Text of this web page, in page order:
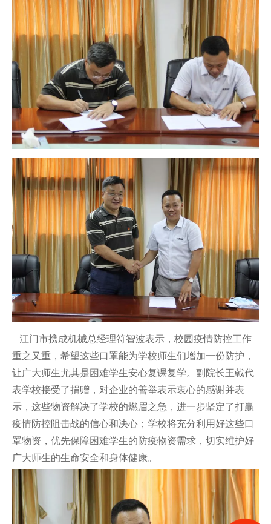
江门市携成机械总经理符智波表示，校园疫情防控工作
重之又重，希望这些口罩能为学校师生们增加一份防护，
让广大师生尤其是困难学生安心复课复学。副院长王戟代
表学校接受了捐赠，对企业的善举表示衷心的感谢并表
示，这些物资解决了学校的燃眉之急，进一步坚定了打赢
疫情防控阻击战的信心和决心；学校将充分利用好这些口
罩物资，优先保障困难学生的防疫物资需求，切实维护好
广大师生的生命安全和身体健康。